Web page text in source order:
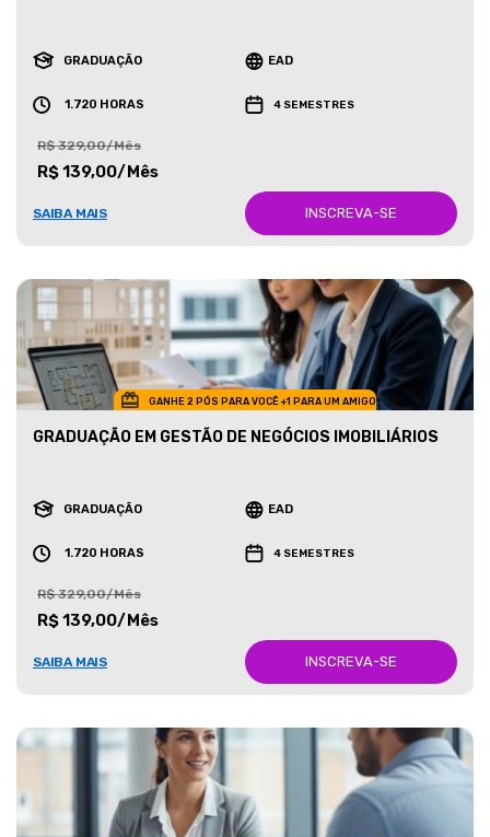
GRADUAÇÃO EAD
1.720 HORAS 4 SEMESTRES
R$ 329,00/Mês
R$ 139,00/Mês
SAIBA MAIS INSCREVA-SE
GANHE 2 PÓS PARA VOCÊ +1 PARA UM AMIGO
GRADUAÇÃO EM GESTÃO DE NEGÓCIOS IMOBILIÁRIOS
GRADUAÇÃO EAD
1.720 HORAS 4 SEMESTRES
R$ 329,00/Mês
R$ 139,00/Mês
SAIBA MAIS INSCREVA-SE